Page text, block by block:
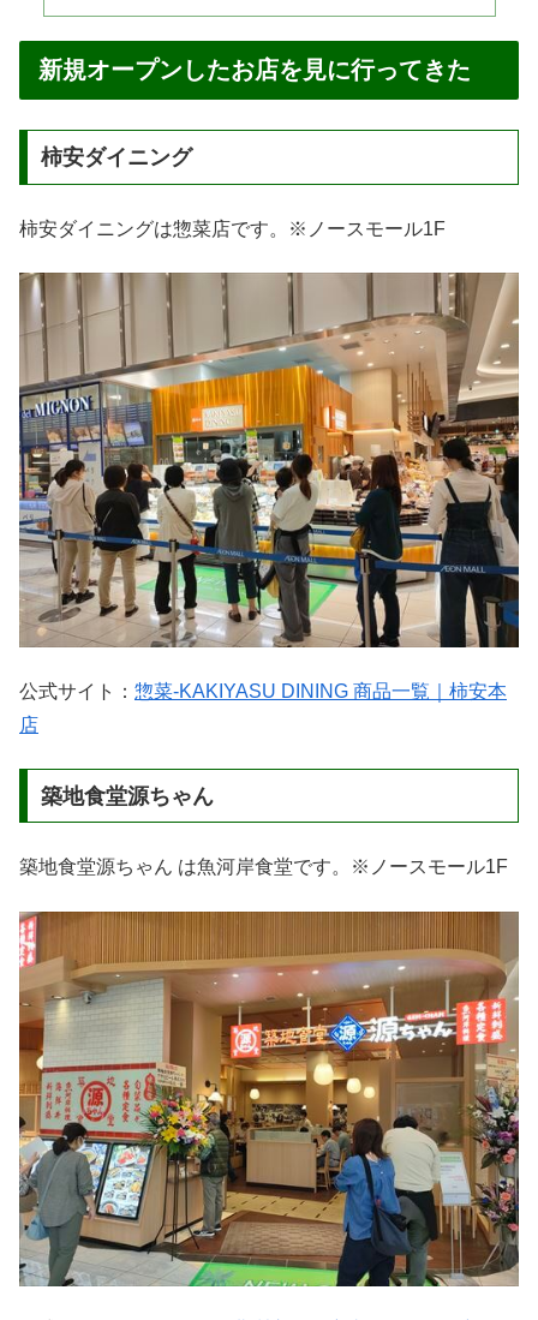
新規オープンしたお店を見に行ってきた
柿安ダイニング
柿安ダイニングは惣菜店です。※ノースモール1F
公式サイト： 惣菜-KAKIYASU DINING 商品一覧｜柿安本
店
築地食堂源ちゃん
築地食堂源ちゃん は魚河岸食堂です。※ノースモール1F